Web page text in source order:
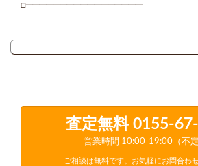
□─────────────────
査定無料 0155-
営業時間 10:00-19:00（不定
ご相談は無料です。お気軽にお問合わ